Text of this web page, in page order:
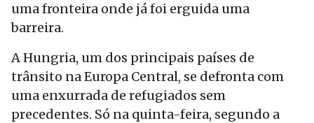
uma fronteira onde já foi erguida uma
barreira.
A Hungria, um dos principais países de
trânsito na Europa Central, se defronta com
uma enxurrada de refugiados sem
precedentes. Só na quinta-feira, segundo a